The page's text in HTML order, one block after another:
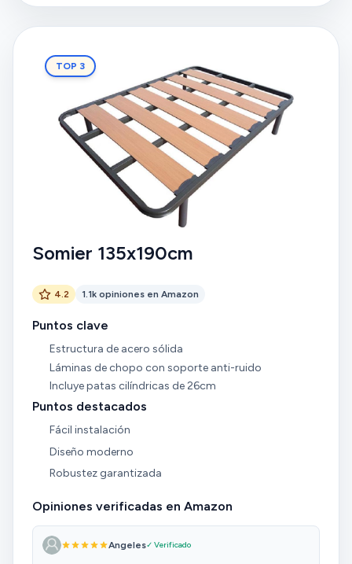
TOP 3
Somier 135x190cm
4.2 1.1k opiniones en Amazon
Puntos clave
Estructura de acero sólida
Láminas de chopo con soporte anti-ruido
Incluye patas cilíndricas de 26cm
Puntos destacados
Fácil instalación
Diseño moderno
Robustez garantizada
Opiniones verificadas en Amazon
Angeles✓ Verificado